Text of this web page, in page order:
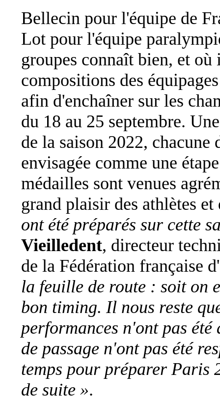
Bellecin pour l'équipe de
Lot pour l'équipe
groupes connaît bien, et
compositions des
afin d'enchaîner sur les
du 18 au 25 septembre.
de la saison 2022, chacune
envisagée comme une
médailles sont venues
grand plaisir des athlètes
ont été préparés sur cette
Vieilledent, directeur
de la Fédération française
la feuille de route : soit on
bon timing. Il nous reste
performances n'ont pas
de passage n'ont pas été
temps pour préparer Paris
de suite ».